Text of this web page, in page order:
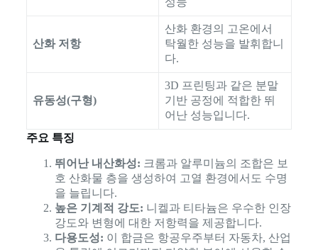
산화 저항
산화 환경의 고온에서
탁월한 성능을 발휘합니
다.
유동성(구형)
3D 프린팅과 같은 분말
기반 공정에 적합한 뛰
어난 성능입니다.
주요 특징
뛰어난 내산화성: 크롬과 알루미늄의 조합은 보
호 산화물 층을 생성하여 고열 환경에서도 수명
을 늘립니다.
높은 기계적 강도: 니켈과 티타늄은 우수한 인장
강도와 변형에 대한 저항력을 제공합니다.
다용도성: 이 합금은 항공우주부터 자동차, 산업